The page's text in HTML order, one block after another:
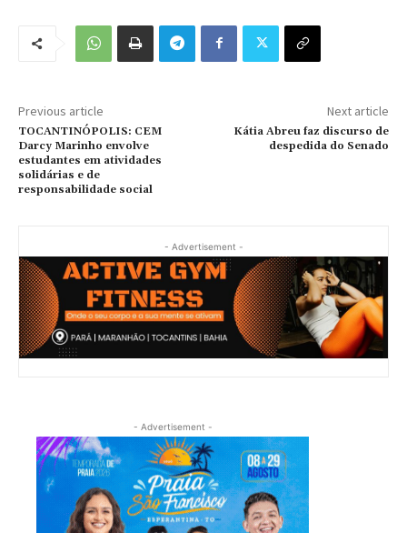
Previous article
TOCANTINÓPOLIS: CEM
Darcy Marinho envolve
estudantes em atividades
solidárias e de
responsabilidade social
Next article
Kátia Abreu faz discurso de
despedida do Senado
- Advertisement -
- Advertisement -